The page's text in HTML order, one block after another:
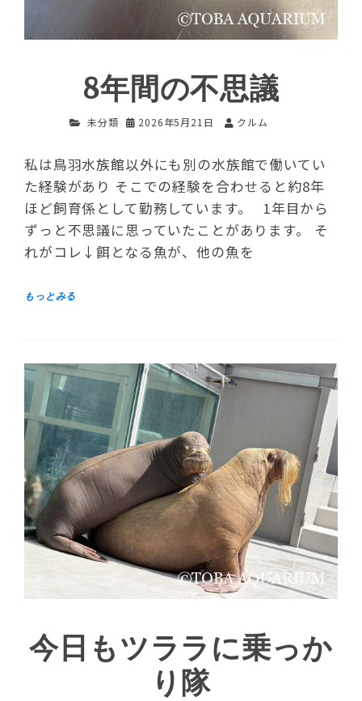
8年間の不思議
未分類 2026年5月21日 クルム
私は鳥羽水族館以外にも別の水族館で働いてい
た経験があり そこでの経験を合わせると約8年
ほど飼育係として勤務しています。 1年目から
ずっと不思議に思っていたことがあります。 そ
れがコレ↓餌となる魚が、他の魚を
今日もツララに乗っか
り隊